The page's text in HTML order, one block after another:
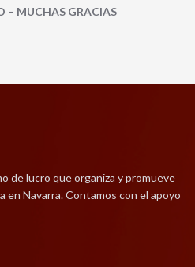
– MUCHAS GRACIAS
de lucro que organiza y promueve
en Navarra. Contamos con el apoyo